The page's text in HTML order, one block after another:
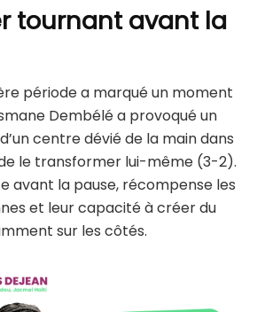
tournant avant la
période a marqué un moment
Dembélé a provoqué un
centre dévié de la main dans
le transformer lui-même (3-2).
avant la pause, récompense les
et leur capacité à créer du
sur les côtés.